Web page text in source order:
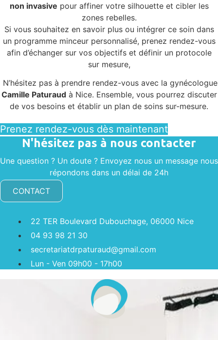
non invasive pour affiner votre silhouette et cibler les
zones rebelles.
Si vous souhaitez en savoir plus ou intégrer ce soin dans
un programme minceur personnalisé, prenez rendez-vous
afin d’échanger sur vos objectifs et définir un protocole
sur mesure,
N’hésitez pas à prendre rendez-vous avec la gynécologue
Camille Paturaudà Nice. Ensemble, vous pourrez discuter
de vos besoins et établir un plan de soins sur-mesure.
Prenez rendez-vous dès maintenant
N'hésitez pas à nous contacter
Une question ? Un doute ? Envoyez nous un message nous
répondons dans un délai de 24h
CONTACT
22 TER Boulevard Dubouchage, 06000 Nice
04 93 98 21 30
secretariatdrpaturaud@gmail.com
Lun - Ven 09h00 - 17h00